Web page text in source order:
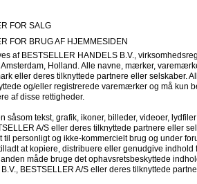
FOR SALG
FOR BRUG AF HJEMMESIDEN
af BESTSELLER HANDELS B.V.,
Amsterdam, Holland. Alle navne, mærker,
eller deres tilknyttede partnere eller selskaber.
og/eller registrerede varemærker og må kun
af disse rettigheder.
A/S eller deres tilknyttede partnere eller
til personligt og ikke-kommercielt brug og under
at kopiere, distribuere eller genudgive
måde bruge det ophavsretsbeskyttede
BESTSELLER A/S eller deres tilknyttede